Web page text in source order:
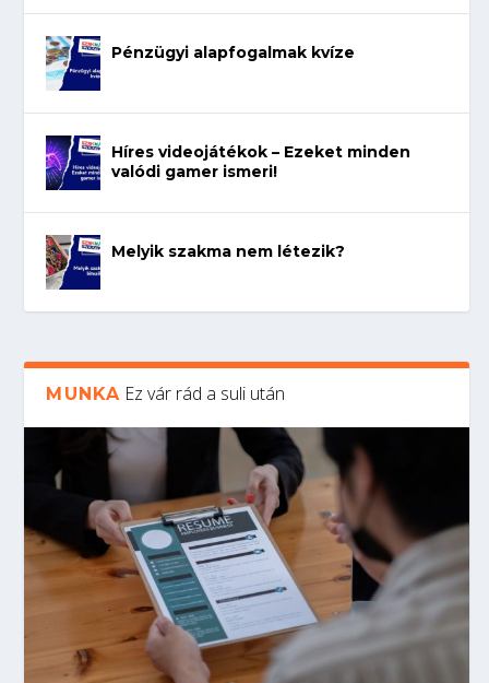
Pénzügyi alapfogalmak kvíze
Híres videojátékok – Ezeket minden
valódi gamer ismeri!
Melyik szakma nem létezik?
MUNKA Ez vár rád a suli után